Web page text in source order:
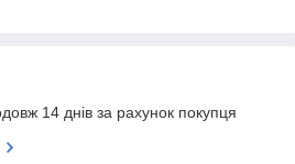
14 днів за рахунок покупця